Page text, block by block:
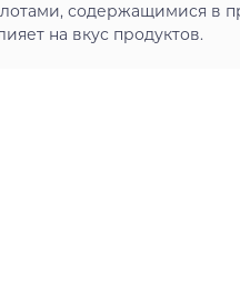
содержащимися в
на вкус продуктов.